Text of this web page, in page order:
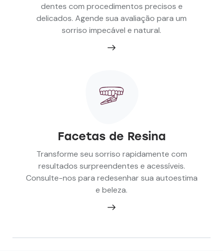
dentes com procedimentos precisos e
delicados. Agende sua avaliação para um
sorriso impecável e natural.
Facetas de Resina
Transforme seu sorriso rapidamente com
resultados surpreendentes e acessíveis.
Consulte-nos para redesenhar sua autoestima
e beleza.